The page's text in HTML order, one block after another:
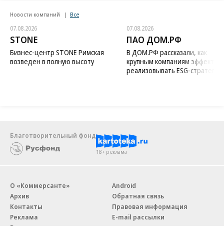
Новости компаний Все
07.08.2026
STONE
Бизнес-центр STONE Римская
возведен в полную высоту
07.08.2026
ПАО ДОМ.РФ
В ДОМ.РФ рассказали, как
крупным компаниям
реализовывать ESG-стратегию
Благотворительный фонд
18+ реклама
О «Коммерсанте»
Архив
Контакты
Реклама
Вакансии
Android
Обратная связь
Правовая информация
E-mail рассылки